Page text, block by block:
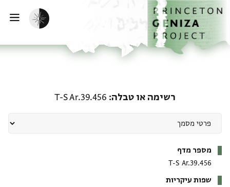
לתוכןהבית
הפעלת מצב כהה
רשימה או טבלה T-S Ar.39.456
מספר מדף
T-S Ar.39.456
שפות עיקריות